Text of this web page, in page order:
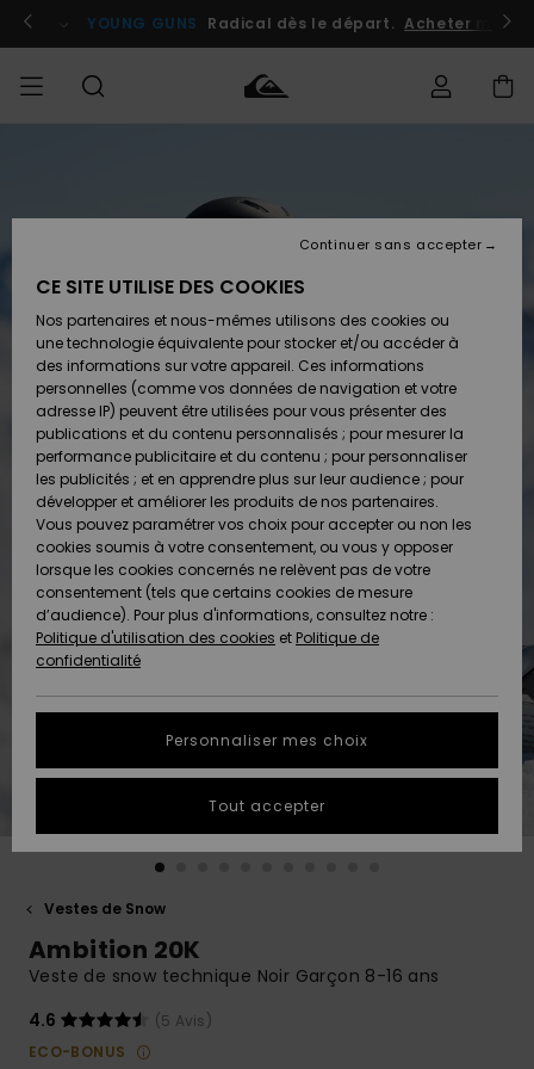
l'information
le
Se connecter / s'inscrire
YOUNG GUNS Radical dès le départ. Acheter
Chaussures
& Tongs
Surf
Snow
Nouveautés
A
Découvrir
Chaussures
& Tongs
Surf
Snow
Nouveautés
A
Découvrir
FEMME
A
Découvrir
Snow
SURF
Homme
Surf
Shop
Enfant
Highlights
Communauté
SNOW
Homme
Snow
Shop
Enfant
Snow
Shop
Femme
A
Découvrir
Communauté
OUTLET
Enfant
Outlet
Femme
AIDE &
CONTACT
commande
Retours
Paiement
Carte
Cadeau
Quiksilver
Freedom
Protection
des
tailles
plus rapide
à votre
question.
Démarrer
MAGASINS
QUIKSILVER
Vestes de Snow
Ambition 20K
Veste de snow technique Noir Garçon 8-16 ans
4.6
(5 Avis)
ECO-BONUS
CE SITE UTILISE DES COOKIES
Nos partenaires et nous-mêmes utilisons des cookies ou
une technologie équivalente pour stocker et/ou accéder à
des informations sur votre appareil. Ces informations
personnelles (comme vos données de navigation et votre
adresse IP) peuvent être utilisées pour vous présenter des
publications et du contenu personnalisés ; pour mesurer la
performance publicitaire et du contenu ; pour personnaliser
les publicités ; et en apprendre plus sur leur audience ; pour
développer et améliorer les produits de nos partenaires.
Vous pouvez paramétrer vos choix pour accepter ou non les
cookies soumis à votre consentement, ou vous y opposer
lorsque les cookies concernés ne relèvent pas de votre
consentement (tels que certains cookies de mesure
d’audience). Pour plus d'informations, consultez notre :
Politique d'utilisation des cookies et Politique de
confidentialité
Personnaliser mes choix
Continuer sans accepter
Tout accepter